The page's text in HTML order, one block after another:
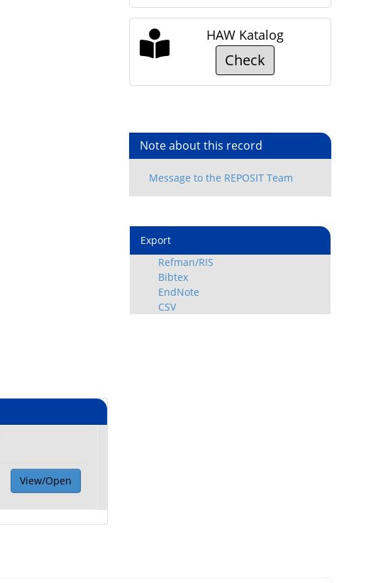
View/Open
HAW Katalog
Check
Note about this record
Export
Refman/RIS
Bibtex
EndNote
CSV